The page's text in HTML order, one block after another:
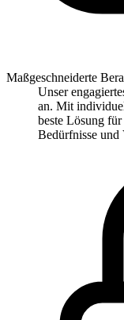
Maßgeschneiderte
Unser
an. Mit
beste Lösung
Bedürfnisse und